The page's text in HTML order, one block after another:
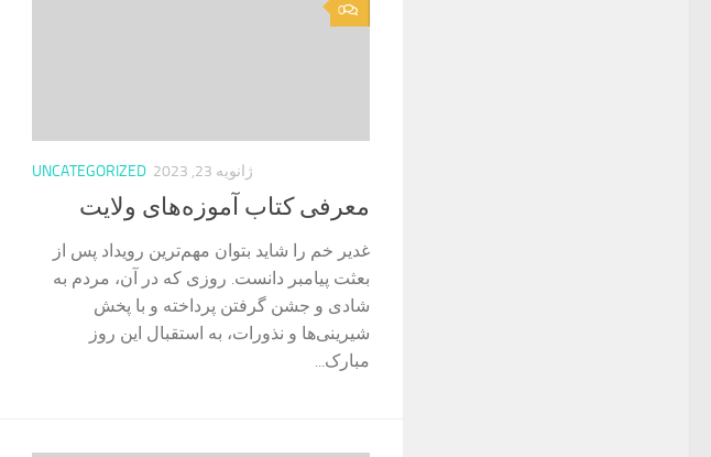
0
UNCATEGORIZED ژانویه 23, 2023
معرفی کتاب آموزه‌های ولایت
غدیر خم را شاید بتوان مهم‌ترین رویداد پس از
بعثت پیامبر دانست. روزی که در آن، مردم به
شادی و جشن گرفتن پرداخته و با پخش
شیرینی‌ها و نذورات، به استقبال این روز
مبارک...